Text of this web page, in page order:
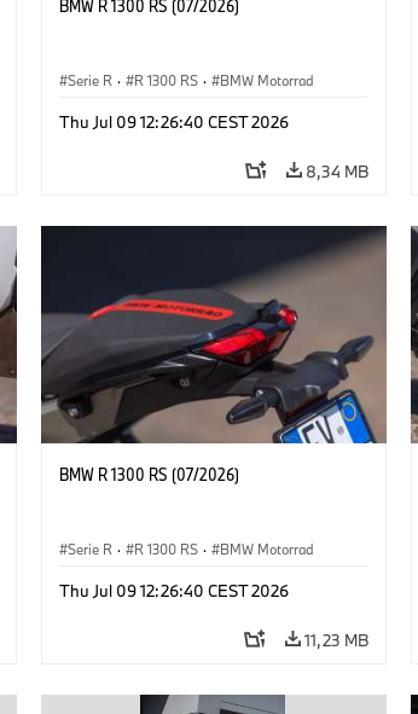
BMW R 1300 RS (07/2026)
Serie R · R 1300 RS · BMW Motorrad
Thu Jul 09 12:26:40 CEST 2026
8,34 MB
BMW R 1300 RS (07/2026)
Serie R · R 1300 RS · BMW Motorrad
Thu Jul 09 12:26:40 CEST 2026
11,23 MB